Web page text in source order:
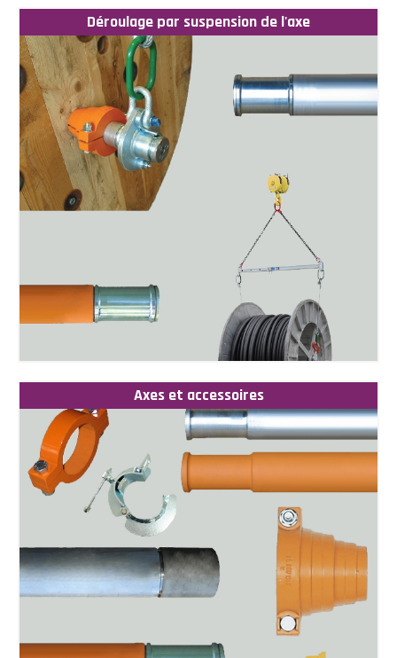
Déroulage par suspension de l'axe
Axes et accessoires